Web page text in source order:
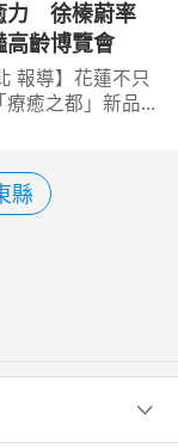
莊榮哲2位副局
地仕
力 徐榛蔚率
高齡博覽會
報導】花蓮不只
癒之都」新品
」打造指標性
運動
縣